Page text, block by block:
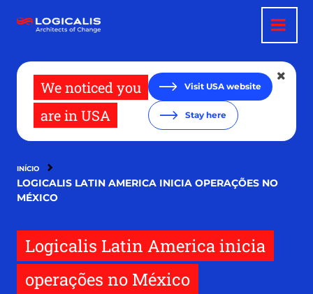
para
We noticed you
are in USA
Visit USA website
Stay here
INÍCIO
LOGICALIS LATIN AMERICA INICIA OPERAÇÕES NO
MÉXICO
Logicalis Latin America inicia
operações no México